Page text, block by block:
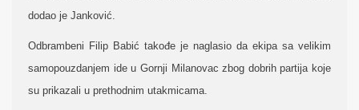
dodao je Janković.
Odbrambeni Filip Babić takođe je naglasio da ekipa sa velikim
samopouzdanjem ide u Gornji Milanovac zbog dobrih partija koje
su prikazali u prethodnim utakmicama.